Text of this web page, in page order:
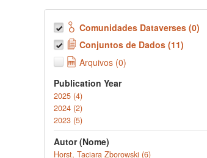
Comunidades Dataverses (0)
Conjuntos de Dados (11)
Arquivos (0)
Publication Year
2025 (4)
2024 (2)
2023 (5)
Autor (Nome)
Horst, Taciara Zborowski (6)